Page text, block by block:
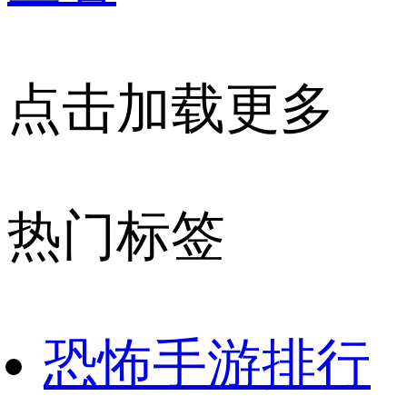
点击加载更多
热门标签
恐怖手游排行